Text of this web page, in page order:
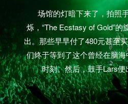
场馆的灯暗下来了，拍照
烁，“The Ecstasy of Gold”的
出。那些早早付了480元甚至
们终于等到了这个曾经在脑
时刻。然后，鼓手Lars